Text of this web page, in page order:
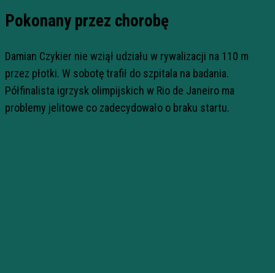
Pokonany przez chorobę
Damian Czykier nie wziął udziału w rywalizacji na 110 m
przez płotki. W sobotę trafił do szpitala na badania.
Półfinalista igrzysk olimpijskich w Rio de Janeiro ma
problemy jelitowe co zadecydowało o braku startu.